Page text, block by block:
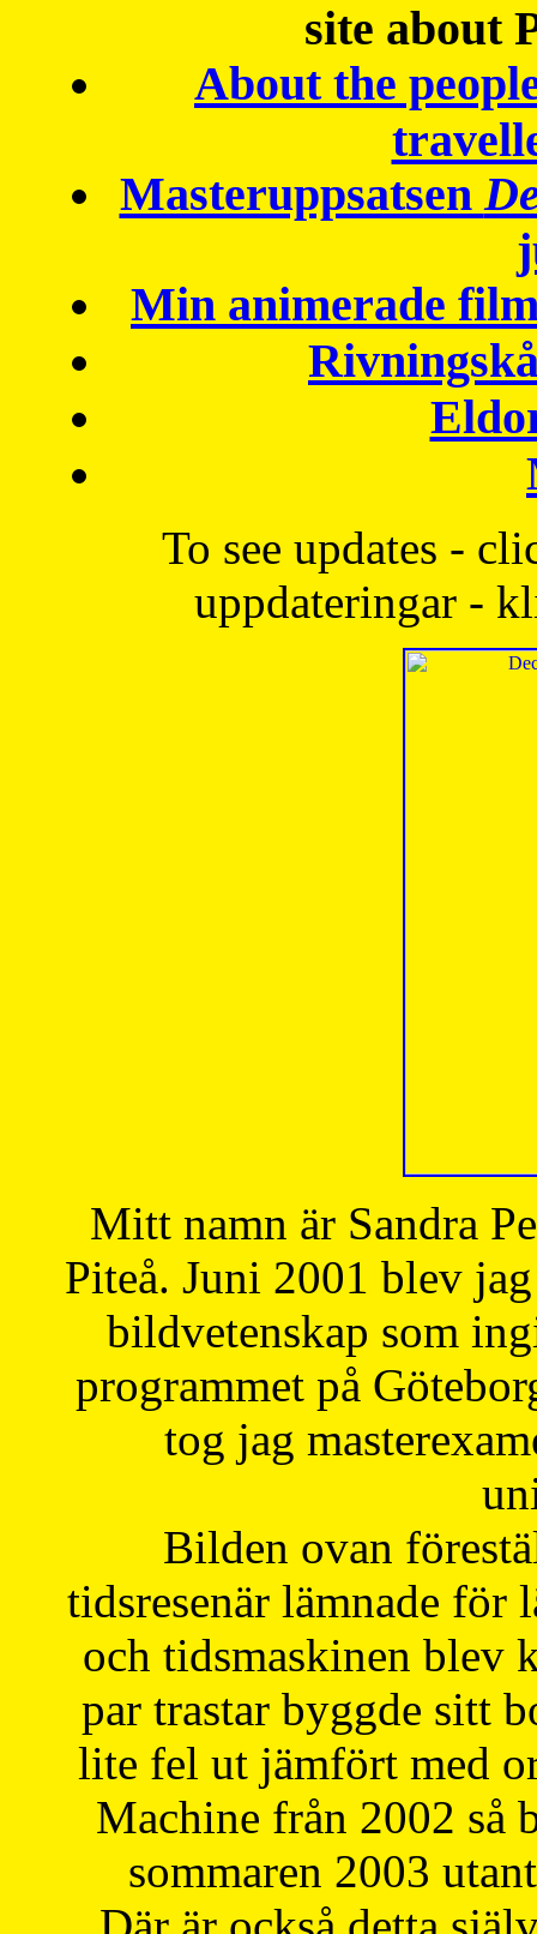
site about
About the
Masteruppsatsen
Min animerade
To see updates -
uppdateringar -
Mitt namn är Sandra
Piteå. Juni 2001 blev
bildvetenskap som
programmet på
tog jag
Bilden ovan
tidsresenär lämnade för
och tidsmaskinen blev
par trastar byggde sitt
lite fel ut jämfört med
Machine från 2002 så
sommaren 2003